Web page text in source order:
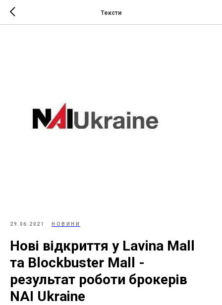
Тексти
29.06.2021 НОВИНИ
Нові відкриття у Lavina Mall
та Blockbuster Mall -
результат роботи брокерів
NAI Ukraine